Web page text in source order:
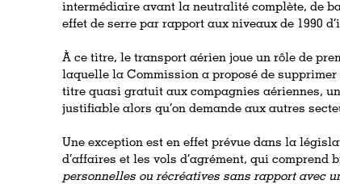
intermédiaire avant la neutralité complète, de
effet de serre par rapport aux niveaux de 1990
À ce titre, le transport aérien joue un rôle de
laquellela Commission a proposé de supprimer
titre quasi gratuit aux compagnies aériennes,
justifiable alors qu’on demande aux autres
Une exception est en effet prévue dans la
d’affaires et les vols d’agrément, qui comprend
personnelles ou récréatives sans rapport avec